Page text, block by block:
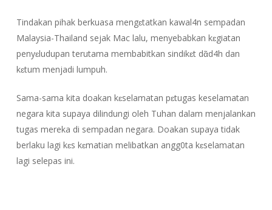
Tindakan pihak berkuasa mengɛtatkan kawal4n sempadan
Malaysia-Thailand sejak Mac lalu, menyebabkan kɛgiatan
penyɛludupan terutama membabitkan sindikɛt dᾶd4h dan
kɛtum menjadi lumpuh.
Sama-sama kita doakan kɛselamatan pɛtugas keselamatan
negara kita supaya dilindungi oleh Tuhan dalam menjalankan
tugas mereka di sempadan negara. Doakan supaya tidak
berlaku lagi kɛs kɛmatian melibatkan angg0ta kɛselamatan
lagi selepas ini.